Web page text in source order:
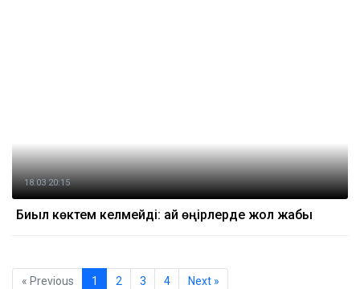
18.03 20:15
Биыл көктем келмейді: қай өңірлерде жол жабық
« Previous 1 2 3 4 Next »